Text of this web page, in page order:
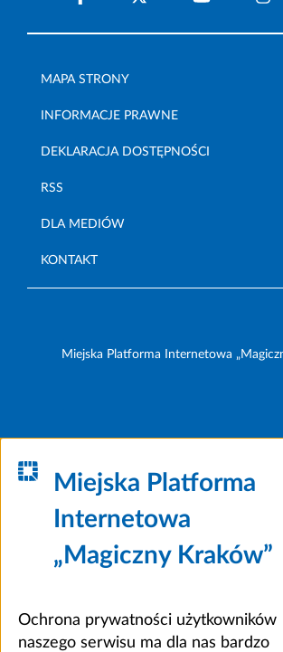
MAPA STRONY
INFORMACJE PRAWNE
DEKLARACJA DOSTĘPNOŚCI
RSS
DLA MEDIÓW
KONTAKT
Miejska Platforma Internetowa
Miejska Platforma
Internetowa
„Magiczny Kraków”
Ochrona prywatności użytkowników
naszego serwisu ma dla nas bardzo